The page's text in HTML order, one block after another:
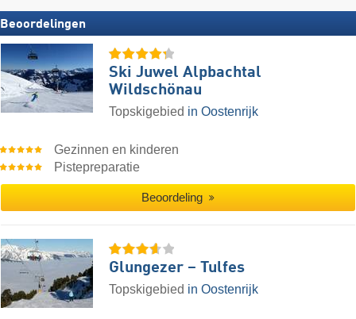
Beoordelingen
Ski Juwel Alpbachtal
Wildschönau
Topskigebied in Oostenrijk
Gezinnen en kinderen
Pistepreparatie
Beoordeling
Glungezer – Tulfes
Topskigebied in Oostenrijk